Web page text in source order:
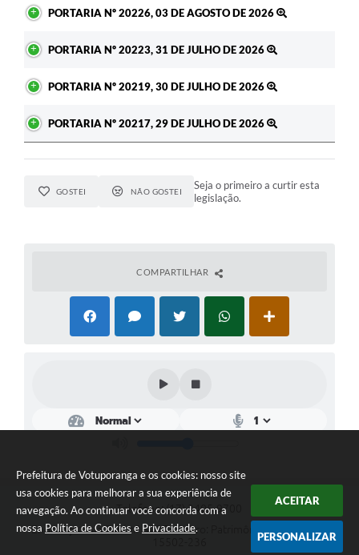
Prefeitura de Votuporanga e os cookies: nosso site
usa cookies para melhorar a sua experiência de
navegação. Ao continuar você concorda com a
nossa Política de Cookies e Privacidade.
ACEITAR
PERSONALIZAR
PORTARIA Nº 20226, 03 DE AGOSTO DE 2026
PORTARIA Nº 20223, 31 DE JULHO DE 2026
PORTARIA Nº 20219, 30 DE JULHO DE 2026
PORTARIA Nº 20217, 29 DE JULHO DE 2026
GOSTEI NÃO GOSTEI
Seja o primeiro a curtir esta
legislação.
COMPARTILHAR
Telefone: (17) 3405-9700
Endereço: Rua Pará nº 3227 - Bairro: Patrimônio Velho | CEP: